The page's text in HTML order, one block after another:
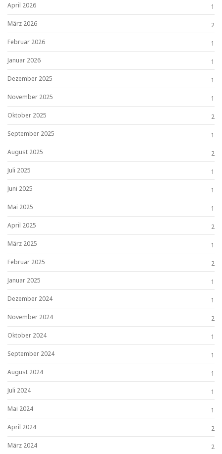
April 2026
1
März 2026
2
Februar 2026
1
Januar 2026
1
Dezember 2025
1
November 2025
1
Oktober 2025
2
September 2025
1
August 2025
2
Juli 2025
1
Juni 2025
1
Mai 2025
1
April 2025
2
März 2025
1
Februar 2025
2
Januar 2025
1
Dezember 2024
1
November 2024
2
Oktober 2024
1
September 2024
1
August 2024
1
Juli 2024
1
Mai 2024
1
April 2024
2
März 2024
2